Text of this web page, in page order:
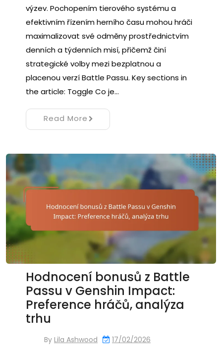
výzev. Pochopením tierového systému a
efektivním řízením herního času mohou hráči
maximalizovat své odměny prostřednictvím
denních a týdenních misí, přičemž činí
strategické volby mezi bezplatnou a
placenou verzí Battle Passu. Key sections in
the article: Toggle Co je…
Read More
Hodnocení bonusů z Battle
Passu v Genshin Impact:
Preference hráčů, analýza
trhu
By Lila Ashwood 17/02/2026